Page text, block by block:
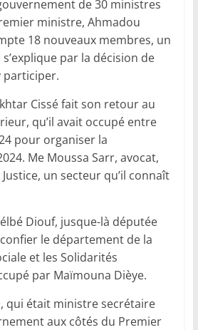
de 30 ministres
ministre, Ahmadou
18 nouveaux membres, un
par la décision de
participer.
Cissé fait son retour au
qu’il avait occupé entre
pour organiser la
Me Moussa Sarr, avocat,
un secteur qu’il connaît
Diouf, jusque-là députée
confier le département de la
et les Solidarités
par Maïmouna Dièye.
qui était ministre secrétaire
aux côtés du Premier